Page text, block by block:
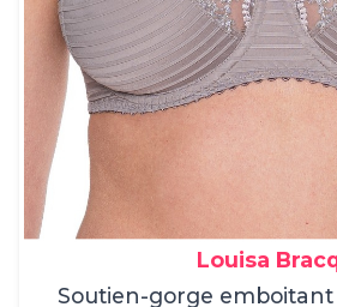
Louisa
Soutien-gorge emboitant